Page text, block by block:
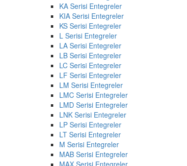
KA Serisi Entegreler
KIA Serisi Entegreler
KS Serisi Entegreler
L Serisi Entegreler
LA Serisi Entegreler
LB Serisi Entegreler
LC Serisi Entegreler
LF Serisi Entegreler
LM Serisi Entegreler
LMC Serisi Entegreler
LMD Serisi Entegreler
LNK Serisi Entegreler
LP Serisi Entegreler
LT Serisi Entegreler
M Serisi Entegreler
MAB Serisi Entegreler